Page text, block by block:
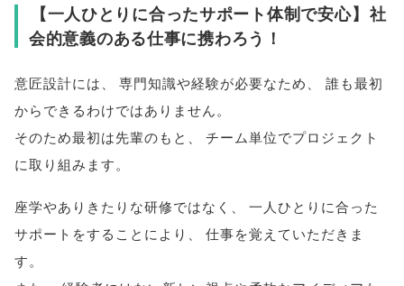
【一人ひとりに合ったサポート体制で安心】 社
会的意義のある仕事に携わろう！
意匠設計には 専門知識や経験が必要なため
誰も最初
からできるわけではありません。
そのため最初は先輩のもと
チーム単位でプロジェクト
に取り組みます。
座学やありきたりな研修ではなく
一人ひとりに合った
サポートをすることにより
仕事を覚えていただきま
す。